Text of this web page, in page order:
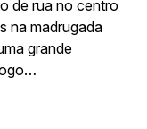
de rua no centro
na madrugada
grande